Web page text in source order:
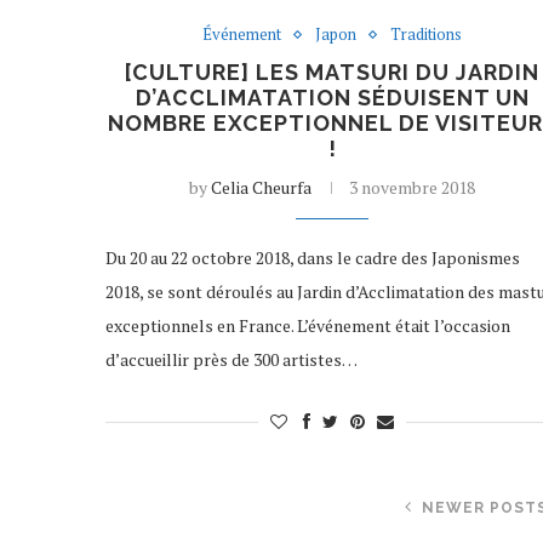
Événement Japon Traditions
[CULTURE] LES MATSURI DU JARDIN
D’ACCLIMATATION SÉDUISENT UN
NOMBRE EXCEPTIONNEL DE
!
byCelia Cheurfa 3 novembre 2018
Du 20 au 22 octobre 2018, dans le cadre des Japonismes
2018, se sont déroulés au Jardin d’Acclimatation des
exceptionnels en France. L’événement était l’occasion
d’accueillir près de 300 artistes…
NEWER